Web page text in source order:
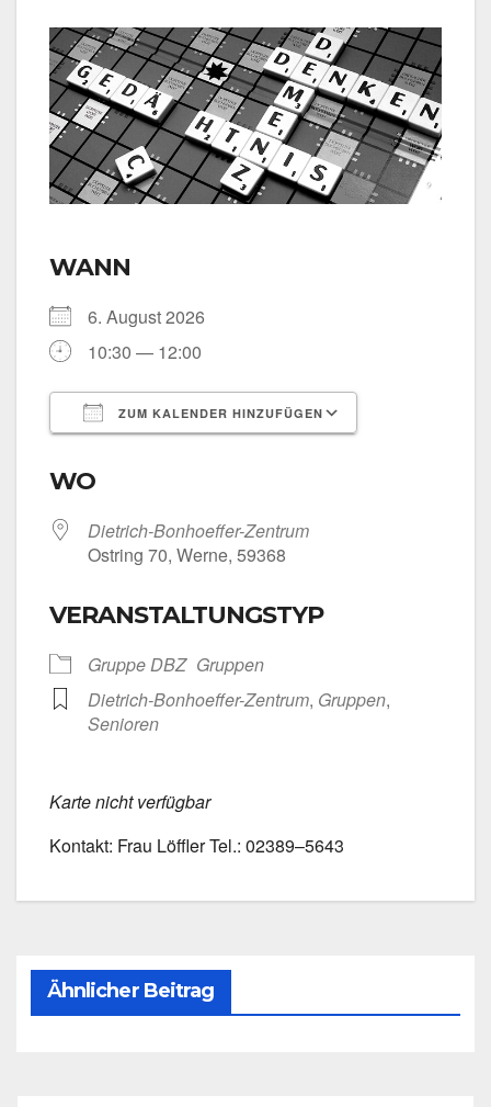
WANN
6. August 2026
10:30 — 12:00
ZUM KALENDER HINZUFÜGEN
WO
Dietrich-Bonhoeffer-Zentrum
Ost­ring 70, Wer­ne, 59368
VERANSTALTUNGSTYP
Grup­pe DBZ Grup­pen
Dietrich-Bonhoeffer-Zentrum, Grup­pen,
Senio­ren
Kar­te nicht ver­füg­bar
Kon­takt: Frau Löff­ler Tel.: 02389–5643
Ähnlicher Beitrag